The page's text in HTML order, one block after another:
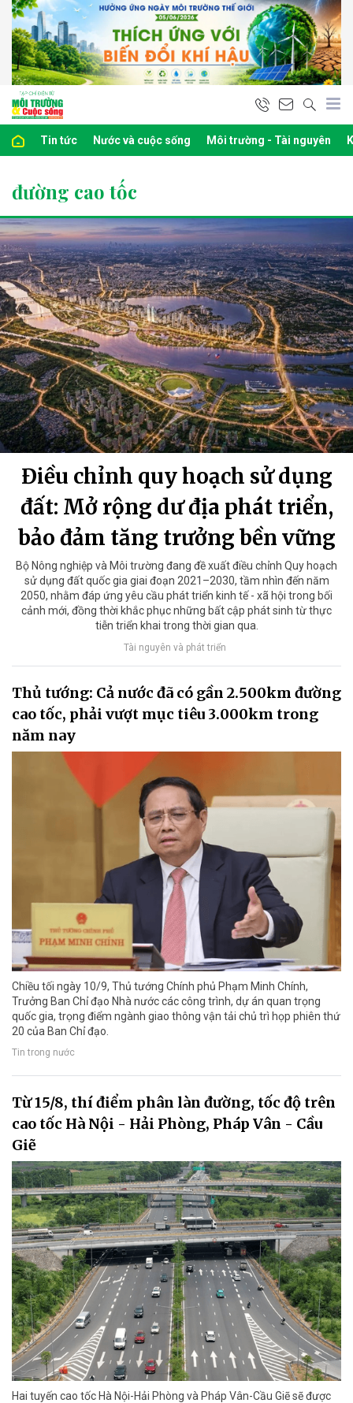
Tin tức Nước và cuộc sống Môi trường - Tài nguyên
đường cao tốc
Điều chỉnh quy hoạch sử dụng
đất: Mở rộng dư địa phát triển,
bảo đảm tăng trưởng bền vững
Bộ Nông nghiệp và Môi trường đang đề xuất điều chỉnh Quy hoạch
sử dụng đất quốc gia giai đoạn 2021–2030, tầm nhìn đến năm
2050, nhằm đáp ứng yêu cầu phát triển kinh tế - xã hội trong bối
cảnh mới, đồng thời khắc phục những bất cập phát sinh từ thực
tiễn triển khai trong thời gian qua.
Tài nguyên và phát triển
Thủ tướng: Cả nước đã có gần 2.500km đường
cao tốc, phải vượt mục tiêu 3.000km trong
năm nay
Chiều tối ngày 10/9, Thủ tướng Chính phủ Phạm Minh Chính,
Trưởng Ban Chỉ đạo Nhà nước các công trình, dự án quan trọng
quốc gia, trọng điểm ngành giao thông vận tải chủ trì họp phiên thứ
20 của Ban Chỉ đạo.
Tin trong nước
Từ 15/8, thí điểm phân làn đường, tốc độ trên
cao tốc Hà Nội - Hải Phòng, Pháp Vân - Cầu
Giẽ
Hai tuyến cao tốc Hà Nội-Hải Phòng và Pháp Vân-Cầu Giẽ sẽ được